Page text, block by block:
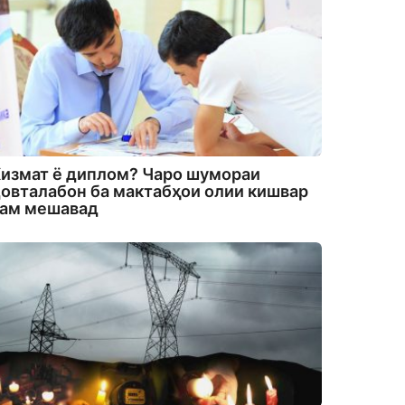
ё диплом? Чаро шумораи
ба мактабҳои олии кишвар
мешавад